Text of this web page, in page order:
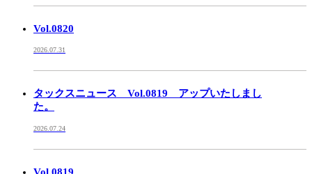
Vol.0820
2026.07.31
タックスニュース Vol.0819 アップいたしまし
た。
2026.07.24
Vol.0819